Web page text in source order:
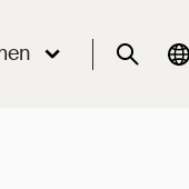
Suche